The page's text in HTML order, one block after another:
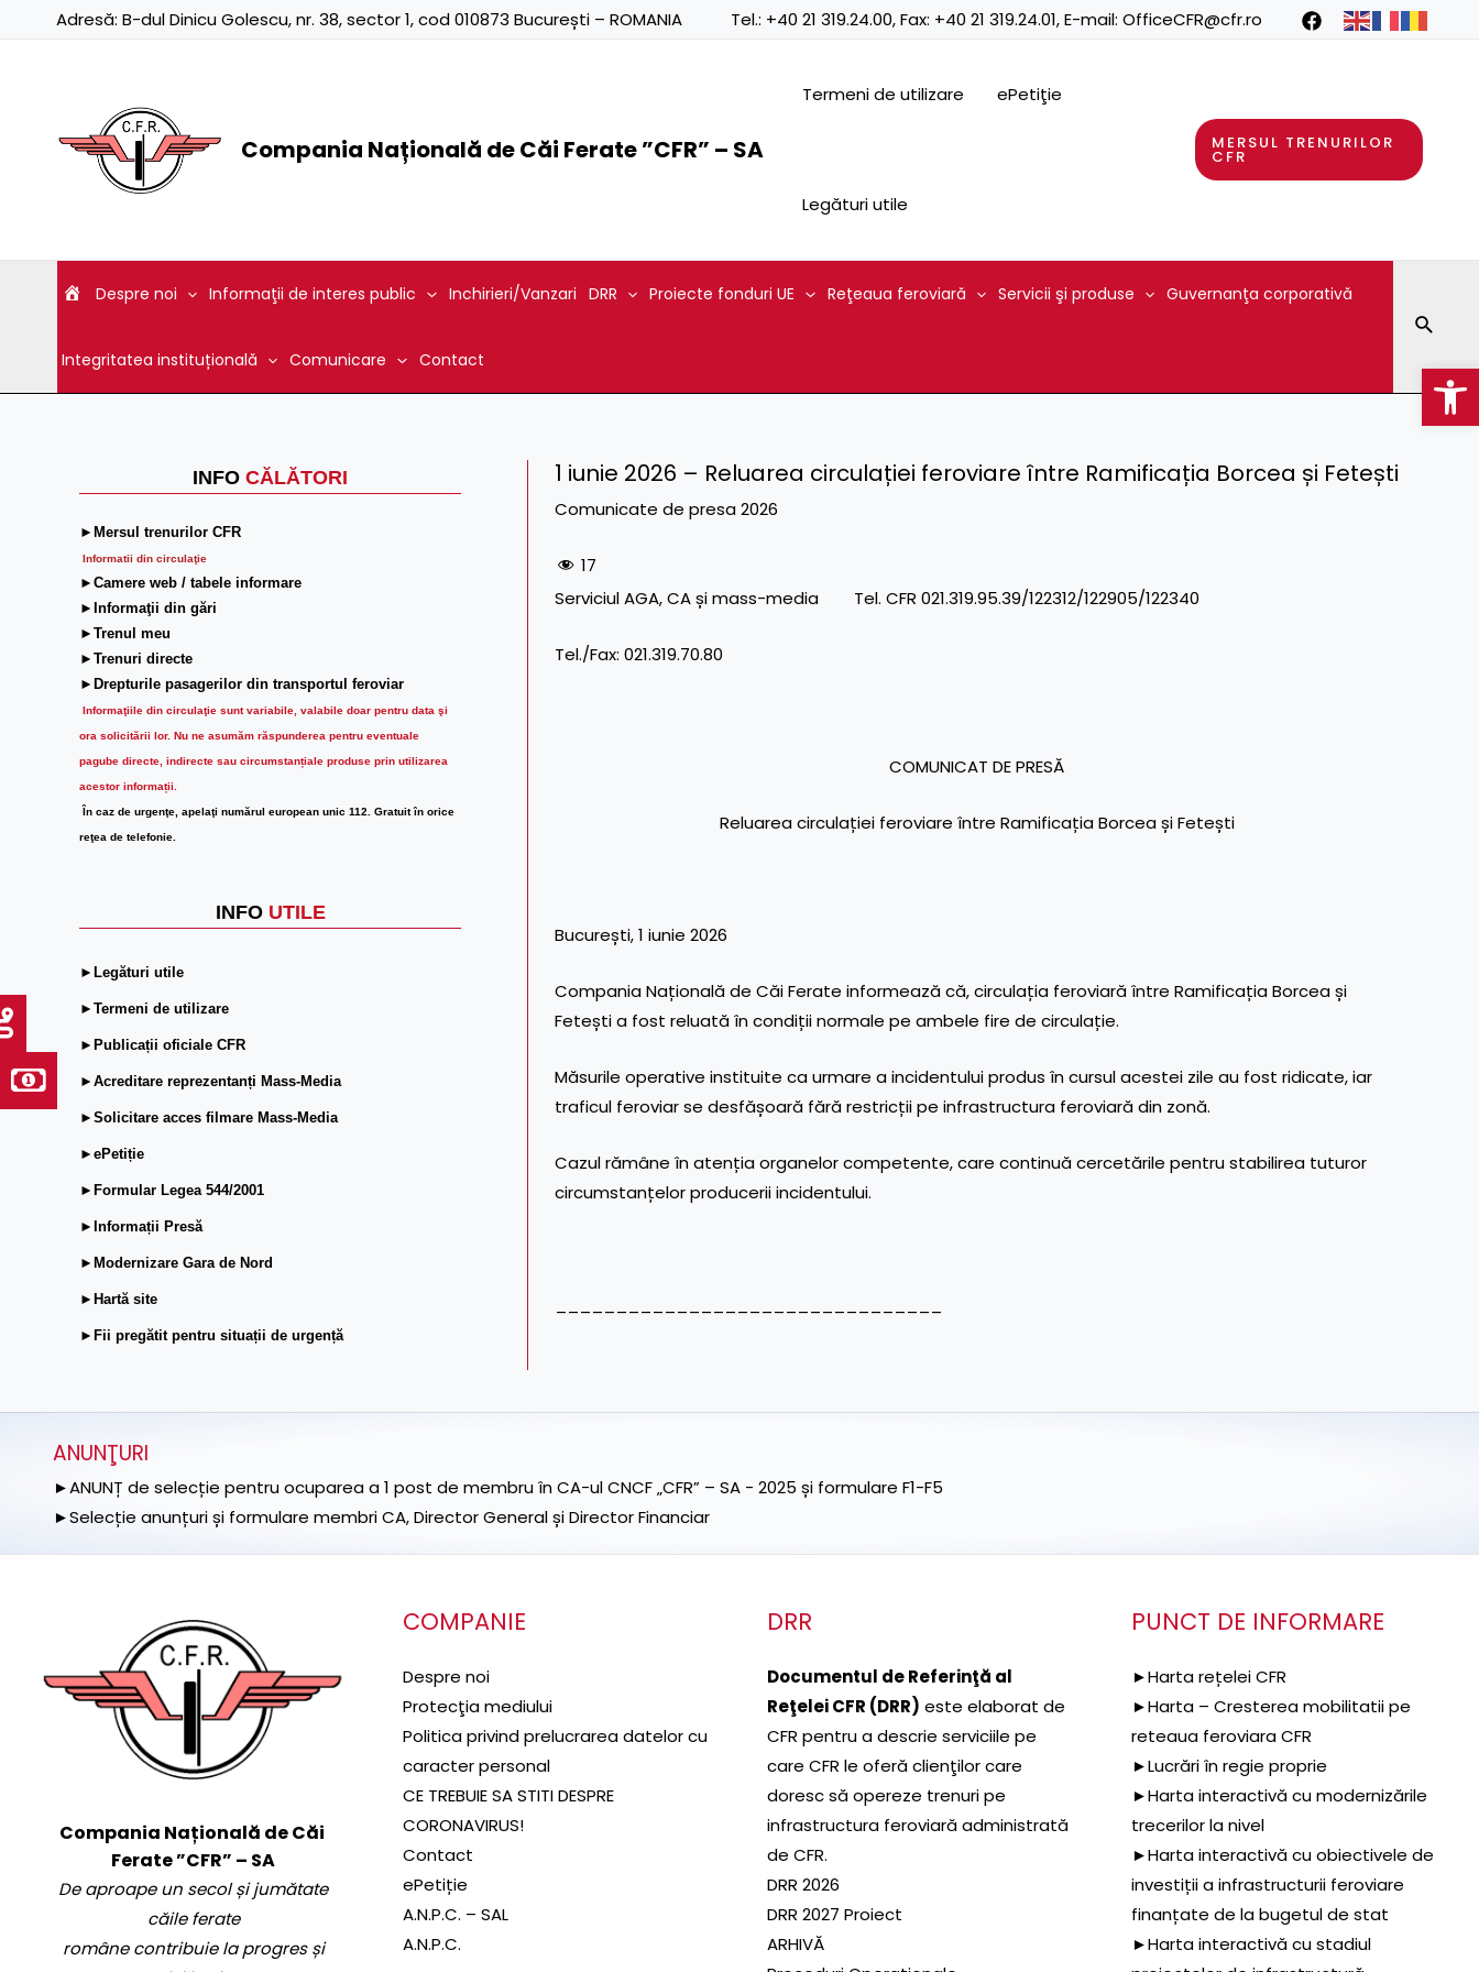
Adresă: B-dul Dinicu Golescu, nr. 38, sector 1, cod 010873 București – ROMANIA Tel.: +40 21 319.24.00, Fax: +40 21 319.24.01, E-mail: OfficeCFR@cfr.ro
Compania Națională de Căi Ferate ”CFR” – SA
Termeni de utilizare ePetiţie
Legături utile
MERSUL TRENURILOR
CFR
Despre noi Informaţii de interes public Inchirieri/Vanzari DRR Proiecte fonduri UE Reţeaua feroviară Servicii şi produse Guvernanţa corporativă
Integritatea instituțională Comunicare Contact
INFO CĂLĂTORI
►Mersul trenurilor CFR
Informatii din circulaţie
►Camere web / tabele informare
►Informaţii din gări
►Trenul meu
►Trenuri directe
►Drepturile pasagerilor din transportul feroviar
Informaţiile din circulaţie sunt variabile, valabile doar pentru data şi
ora solicitării lor. Nu ne asumăm răspunderea pentru eventuale
pagube directe, indirecte sau circumstanțiale produse prin utilizarea
acestor informații.
În caz de urgenţe, apelaţi numărul european unic 112. Gratuit în orice
reţea de telefonie.
INFO UTILE
►Legături utile
►Termeni de utilizare
►Publicații oficiale CFR
►Acreditare reprezentanți Mass-Media
►Solicitare acces filmare Mass-Media
►ePetiție
►Formular Legea 544/2001
►Informații Presă
►Modernizare Gara de Nord
►Hartă site
►Fii pregătit pentru situații de urgență
1 iunie 2026 – Reluarea circulației feroviare între Ramificația Borcea și Fetești
Comunicate de presa 2026
17
Serviciul AGA, CA și mass-media Tel. CFR 021.319.95.39/122312/122905/122340
Tel./Fax: 021.319.70.80
COMUNICAT DE PRESĂ
Reluarea circulației feroviare între Ramificația Borcea și Fetești
București, 1 iunie 2026
Compania Națională de Căi Ferate informează că, circulația feroviară între Ramificația Borcea și
Fetești a fost reluată în condiții normale pe ambele fire de circulație.
Măsurile operative instituite ca urmare a incidentului produs în cursul acestei zile au fost ridicate, iar
traficul feroviar se desfășoară fără restricții pe infrastructura feroviară din zonă.
Cazul rămâne în atenția organelor competente, care continuă cercetările pentru stabilirea tuturor
circumstanțelor producerii incidentului.
ANUNŢURI
►ANUNȚ de selecție pentru ocuparea a 1 post de membru în CA-ul CNCF „CFR” – SA - 2025 și formulare F1-F5
►Selecție anunțuri și formulare membri CA, Director General și Director Financiar
Compania Națională de Căi
Ferate ”CFR” – SA
De aproape un secol și jumătate
căile ferate
române contribuie la progres și
COMPANIE
Despre noi
Protecţia mediului
Politica privind prelucrarea datelor cu
caracter personal
CE TREBUIE SA STITI DESPRE
CORONAVIRUS!
Contact
ePetiție
A.N.P.C. – SAL
A.N.P.C.
DRR
Documentul de Referinţă al
Reţelei CFR (DRR) este elaborat de
CFR pentru a descrie serviciile pe
care CFR le oferă clienţilor care
doresc să opereze trenuri pe
infrastructura feroviară administrată
de CFR.
DRR 2026
DRR 2027 Proiect
ARHIVĂ
PUNCT DE INFORMARE
►Harta rețelei CFR
►Harta – Cresterea mobilitatii pe
reteaua feroviara CFR
►Lucrări în regie proprie
►Harta interactivă cu modernizările
trecerilor la nivel
►Harta interactivă cu obiectivele de
investiții a infrastructurii feroviare
finanțate de la bugetul de stat
►Harta interactivă cu stadiul